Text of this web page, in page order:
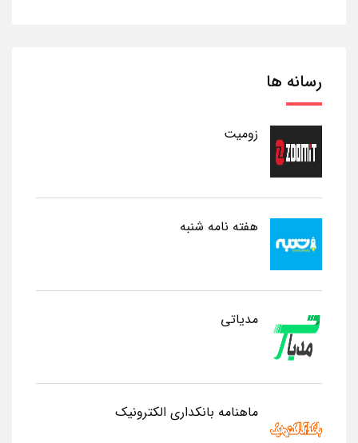
رسانه ها
زومیت
هفته نامه شنبه
مدیاتی
ماهنامه بانکداری الکترونیک